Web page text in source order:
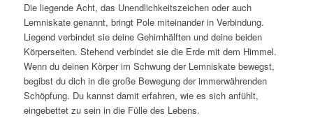
Die liegende Acht, das Unendlichkeitszeichen oder auch
Lemniskate genannt, bringt Pole miteinander in Verbindung.
Liegend verbindet sie deine Gehirnhälften und deine beiden
Körperseiten. Stehend verbindet sie die Erde mit dem Himmel.
Wenn du deinen Körper im Schwung der Lemniskate bewegst,
begibst du dich in die große Bewegung der immerwährenden
Schöpfung. Du kannst damit erfahren, wie es sich anfühlt,
eingebettet zu sein in die Fülle des Lebens.